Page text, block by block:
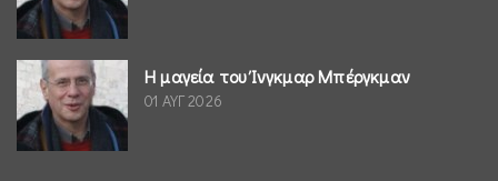
Η μαγεία του Ίνγκμαρ Μπέργκμαν
01 ΑΥΓ 2026